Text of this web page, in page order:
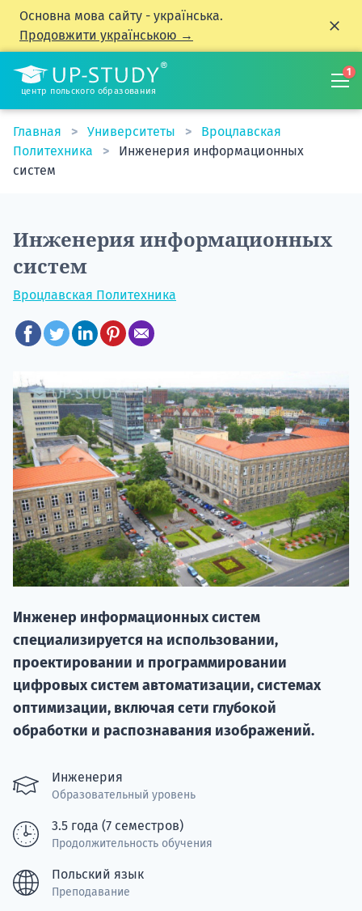
Основна мова сайту - українська.
Продовжити українською →
центр польского образования
1
Главная Университеты
Вроцлавская
Политехника
Инженерия информационных
систем
Инженерия информационных
систем
Вроцлавская Политехника
Инженер информационных систем
специализируется на использовании,
проектировании и программировании
цифровых систем автоматизации, системах
оптимизации, включая сети глубокой
обработки и распознавания изображений.
Инженерия
Образовательный уровень
3.5 года (7 семестров)
Продолжительность обучения
Польский язык
Преподавание
20.09